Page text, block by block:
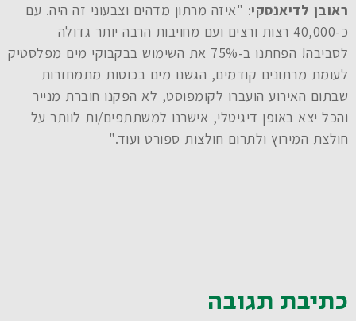
ראובן לדיאנסקי: "איזה מרתון מדהים וצבעוני זה היה. עם
כ-40,000 רצות ורצים ועם מחויבות הרבה יותר גדולה
לסביבה! הפחתנו ב-75% את השימוש בבקבוקי מים מפלסטיק
לעומת מרתונים קודמים, הגשנו מים בכוסות מתמחזרות
שבתום האירוע הועברו לקומפוסט, לא הפקנו חוברת מנייר
והכל יצא באופן דיגיטלי, אישרנו למשתתפים/ות לוותר על
חולצת המירוץ ולתרום חולצות ספורט ועוד."
כתיבת תגובה